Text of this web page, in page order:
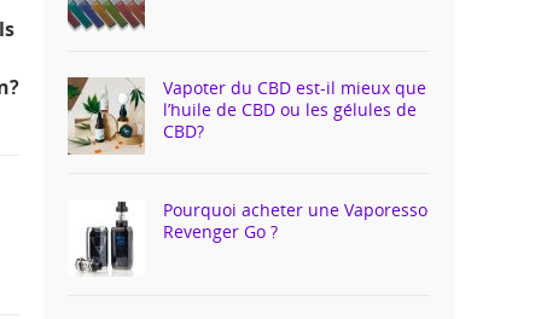
Vapoter du CBD est-il mieux que
l’huile de CBD ou les gélules de
CBD?
Pourquoi acheter une Vaporesso
Revenger Go ?